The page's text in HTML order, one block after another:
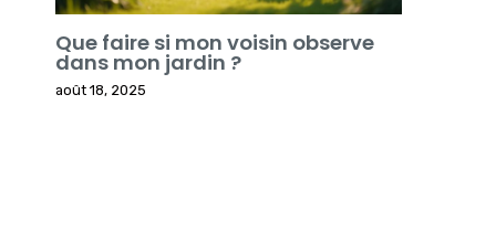
Que faire si mon voisin observe
dans mon jardin ?
août 18, 2025